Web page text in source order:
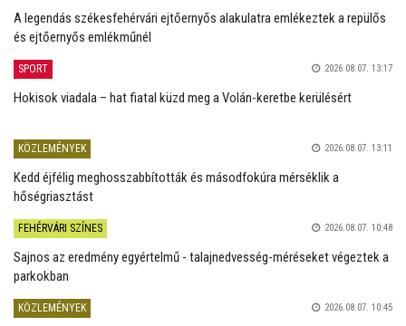
A legendás székesfehérvári ejtőernyős alakulatra emlékeztek a repülős
és ejtőernyős emlékműnél
SPORT 2026.08.07. 13:17
Hokisok viadala – hat fiatal küzd meg a Volán-keretbe kerülésért
KÖZLEMÉNYEK 2026.08.07. 13:11
Kedd éjfélig meghosszabbították és másodfokúra mérséklik a
hőségriasztást
FEHÉRVÁRI SZÍNES 2026.08.07. 10:48
Sajnos az eredmény egyértelmű - talajnedvesség-méréseket végeztek a
parkokban
KÖZLEMÉNYEK 2026.08.07. 10:45